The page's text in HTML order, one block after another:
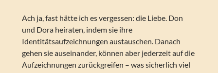
Ach ja, fast hätte ich es vergessen: die Liebe. Don
und Dora heiraten, indem sie ihre
Identitätsaufzeichnungen austauschen. Danach
gehen sie auseinander, können aber jederzeit auf die
Aufzeichnungen zurückgreifen – was sicherlich viel